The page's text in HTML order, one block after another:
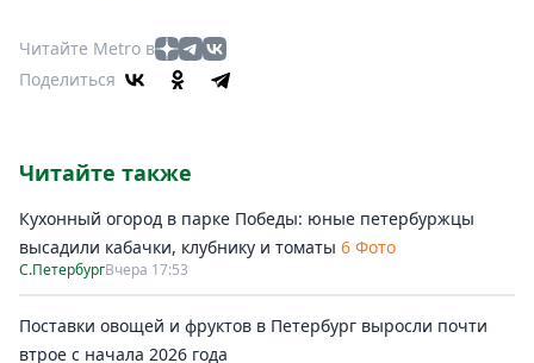
Читайте Metro в
Поделиться
Читайте также
Кухонный огород в парке Победы: юные петербуржцы
высадили кабачки, клубнику и томаты 6 Фото
С.ПетербургВчера 17:53
Поставки овощей и фруктов в Петербург выросли почти
втрое с начала 2026 года